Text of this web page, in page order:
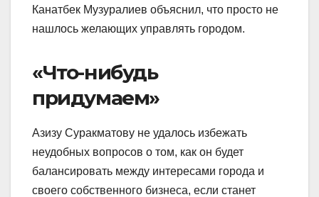
Канатбек Музуралиев объяснил, что просто не
нашлось желающих управлять городом.
«Что-нибудь
придумаем»
Азизу Суракматову не удалось избежать
неудобных вопросов о том, как он будет
балансировать между интересами города и
своего собственного бизнеса, если станет